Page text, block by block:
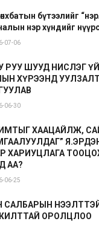
бүтээлийг
нэр хүндийг
07-06
РУУ ШУУД НИСЛЭГ
ХҮРЭЭНД
06-30
ХААЦАЙЛЖ,
ХАРИУЦЛАГА
АА?
06-25
САЛБАРЫН
ОРОЛЦЛОО